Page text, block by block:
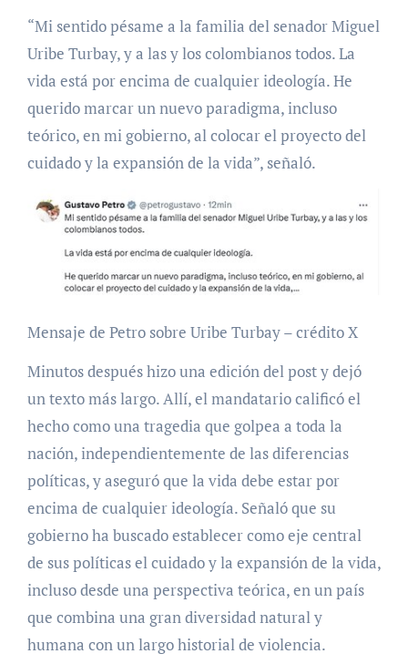
“Mi sentido pésame a la familia del senador Miguel
Uribe Turbay, y a las y los colombianos todos. La
vida está por encima de cualquier ideología. He
querido marcar un nuevo paradigma, incluso
teórico, en mi gobierno, al colocar el proyecto del
cuidado y la expansión de la vida”, señaló.
Mensaje de Petro sobre Uribe Turbay – crédito X
Minutos después hizo una edición del post y dejó
un texto más largo. Allí, el mandatario calificó el
hecho como una tragedia que golpea a toda la
nación, independientemente de las diferencias
políticas, y aseguró que la vida debe estar por
encima de cualquier ideología. Señaló que su
gobierno ha buscado establecer como eje central
de sus políticas el cuidado y la expansión de la vida,
incluso desde una perspectiva teórica, en un país
que combina una gran diversidad natural y
humana con un largo historial de violencia.